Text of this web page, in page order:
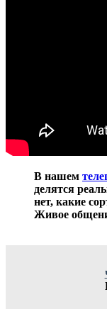
В нашем
делятся
нет, какие
Живое